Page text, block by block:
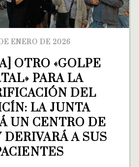
ENERO DE 2026
OTRO «GOLPE
PARA LA
DEL
LA JUNTA
UN CENTRO DE
DERIVARÁ A SUS